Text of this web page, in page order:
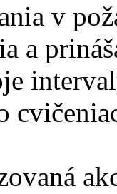
v
a